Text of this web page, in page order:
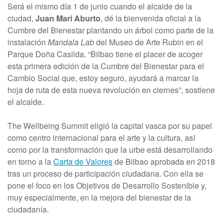
Será el mismo día 1 de junio cuando el alcalde de la
ciudad, Juan Mari Aburto, dé la bienvenida oficial a la
Cumbre del Bienestar plantando un árbol como parte de la
instalación Mandala Labdel Museo de Arte Rubin en el
Parque Doña Casilda. “Bilbao tiene el placer de acoger
esta primera edición de la Cumbre del Bienestar para el
Cambio Social que, estoy seguro, ayudará a marcar la
hoja de ruta de esta nueva revolución en ciernes”, sostiene
el alcalde.
The Wellbeing Summit eligió la capital vasca por su papel
como centro internacional para el arte y la cultura, así
como por la transformación que la urbe está desarrollando
en torno a laCarta de Valoresde Bilbao aprobada en 2018
tras un proceso de participación ciudadana. Con ella se
pone el foco en los Objetivos de Desarrollo Sostenible y,
muy especialmente, en la mejora del bienestar de la
ciudadanía.